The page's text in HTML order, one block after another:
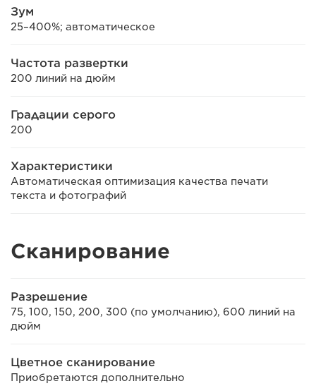
Зум
25–400%; автоматическое
Частота развертки
200 линий на дюйм
Градации серого
200
Характеристики
Автоматическая оптимизация качества печати
текста и фотографий
Сканирование
Разрешение
75, 100, 150, 200, 300 (по умолчанию), 600 линий на
дюйм
Цветное сканирование
Приобретаются дополнительно